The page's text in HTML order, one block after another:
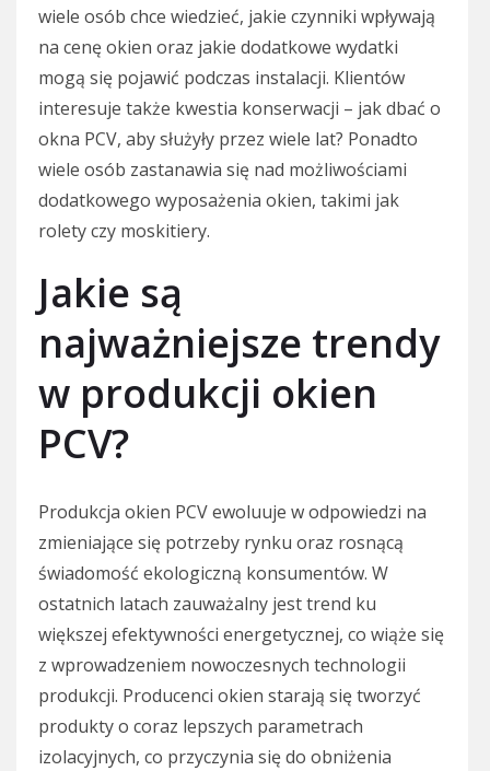
wiele osób chce wiedzieć, jakie czynniki wpływają
na cenę okien oraz jakie dodatkowe wydatki
mogą się pojawić podczas instalacji. Klientów
interesuje także kwestia konserwacji – jak dbać o
okna PCV, aby służyły przez wiele lat? Ponadto
wiele osób zastanawia się nad możliwościami
dodatkowego wyposażenia okien, takimi jak
rolety czy moskitiery.
Jakie są
najważniejsze trendy
w produkcji okien
PCV?
Produkcja okien PCV ewoluuje w odpowiedzi na
zmieniające się potrzeby rynku oraz rosnącą
świadomość ekologiczną konsumentów. W
ostatnich latach zauważalny jest trend ku
większej efektywności energetycznej, co wiąże się
z wprowadzeniem nowoczesnych technologii
produkcji. Producenci okien starają się tworzyć
produkty o coraz lepszych parametrach
izolacyjnych, co przyczynia się do obniżenia